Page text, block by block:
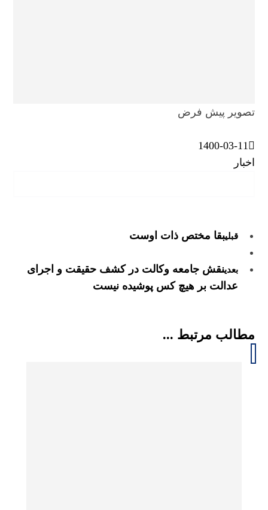
تصویر پیش فرض
1400-03-11
اخبار
قبلیبقا مختص ذات اوست
بعدینقش جامعه وکالت در کشف حقیقت و اجرای
عدالت بر هیچ کس پوشیده نیست
مطالب مرتبط ...